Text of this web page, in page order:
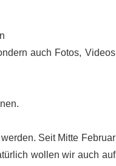
auch Fotos, Videos
Seit Mitte Februar
wollen wir auch auf